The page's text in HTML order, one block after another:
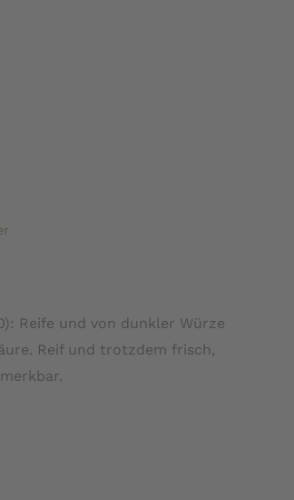
Reife und von dunkler Würze
Reif und trotzdem frisch,